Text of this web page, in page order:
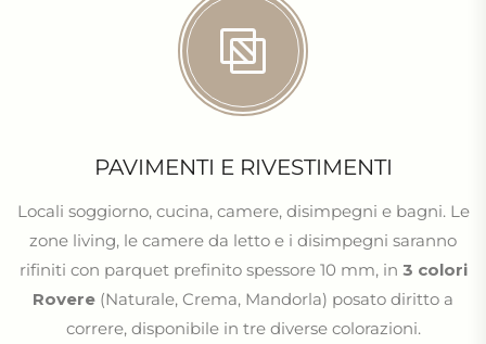
PAVIMENTI E RIVESTIMENTI
Locali soggiorno, cucina, camere, disimpegni e bagni. Le
zone living, le camere da letto e i disimpegni saranno
rifiniti con parquet prefinito spessore 10 mm, in 3 colori
Rovere (Naturale, Crema, Mandorla) posato diritto a
correre, disponibile in tre diverse colorazioni.